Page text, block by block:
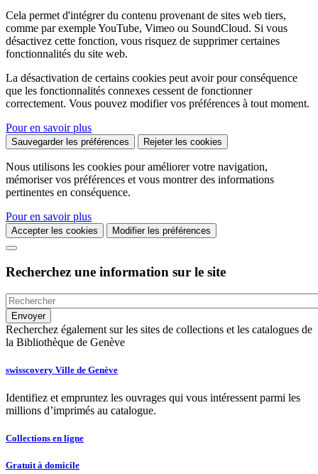
Cela permet d'intégrer du contenu provenant de sites web tiers,
comme par exemple YouTube, Vimeo ou SoundCloud. Si vous
désactivez cette fonction, vous risquez de supprimer certaines
fonctionnalités du site web.
La désactivation de certains cookies peut avoir pour conséquence
que les fonctionnalités connexes cessent de fonctionner
correctement. Vous pouvez modifier vos préférences à tout moment.
Pour en savoir plus
Sauvegarder les préférences Rejeter les cookies
Nous utilisons les cookies pour améliorer votre navigation,
mémoriser vos préférences et vous montrer des informations
pertinentes en conséquence.
Pour en savoir plus
Accepter les cookies Modifier les préférences
Recherchez une information sur le site
Recherchez également sur les sites de collections et les catalogues de
la Bibliothèque de Genève
swisscovery Ville de Genève
Identifiez et empruntez les ouvrages qui vous intéressent parmi les
millions d’imprimés au catalogue.
Collections en ligne
Gratuit à domicile